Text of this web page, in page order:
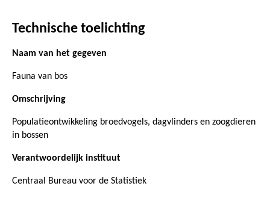
Technische toelichting
Naam van het gegeven
Fauna van bos
Omschrijving
Populatieontwikkeling broedvogels, dagvlinders en zoogdieren
in bossen
Verantwoordelijk instituut
Centraal Bureau voor de Statistiek